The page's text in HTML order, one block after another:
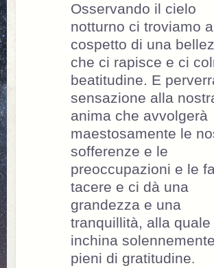
Osservando il cielo
notturno ci troviamo
cospetto di una
che ci rapisce e ci
beatitudine. E
sensazione alla
anima che avvolgerà
maestosamente le
sofferenze e le
preoccupazioni e le
tacere e ci dà una
grandezza e una
tranquillità, alla quale
inchina
pieni di gratitudine.